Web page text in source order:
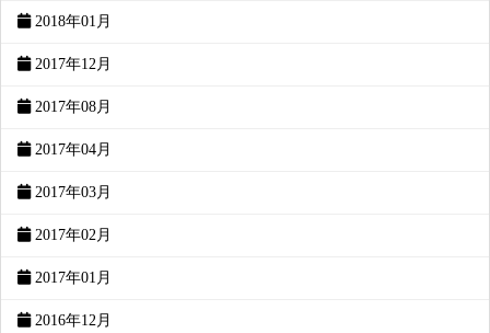
2018年01月
2017年12月
2017年08月
2017年04月
2017年03月
2017年02月
2017年01月
2016年12月